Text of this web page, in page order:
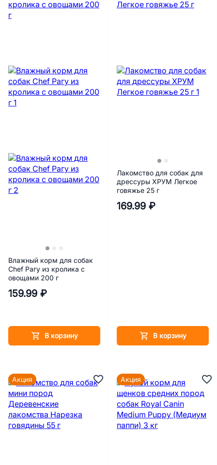
Влажный корм для собак
Chef Рагу из кролика с
овощами 200 г
159.99 ₽
В корзину
Лакомство для собак для
дрессуры ХРУМ Легкое
говяжье 25 г
169.99 ₽
В корзину
Акция Акция